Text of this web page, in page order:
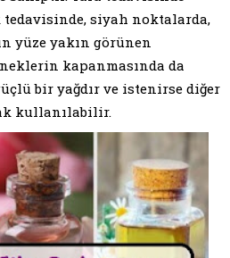
tedavisinde, siyah noktalarda,
yüze yakın görünen
kapanmasında da
bir yağdır ve istenirse diğer
kullanılabilir.